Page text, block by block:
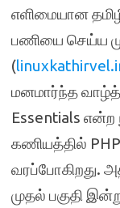
எளிமையான
பணியை செய்ய
(
மனமார்ந்த
Essentials என்ற
கணியத்தில்
வரப்போகிறது.
முதல் பகுதி